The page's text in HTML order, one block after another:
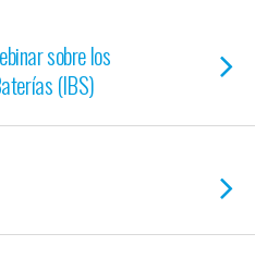
sobre los
(IBS)